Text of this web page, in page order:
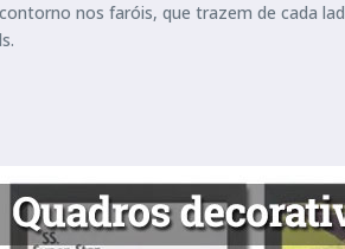
nos faróis, que trazem de cada